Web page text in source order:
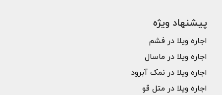
پیشنهاد ویژه
اجاره ویلا در فشم
اجاره ویلا در ماسال
اجاره ویلا در نمک آبرود
اجاره ویلا در متل قو